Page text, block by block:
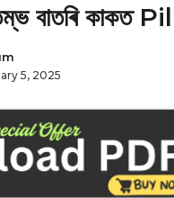
স্তম্ভ বাতৰি
5, 2025